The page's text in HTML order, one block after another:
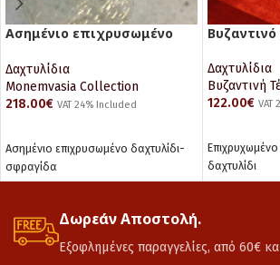
Ασημένιο επιχρυσωμένο
Βοτανειάτη
Δαχτυλίδια
Monemvasia Collection
218.00€ VAT 24% Included
Ασημένιο επιχρυσωμένο δαχτυλίδι-
σφραγίδα
Δαχτυλίδια
Βυζαντινή
122.00€ VAT
δαχτυλίδι
Δωρεάν Αποστολή.
Εξοφλημένες παραγγελίες, από 60€